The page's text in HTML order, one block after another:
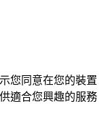
您同意在您的裝置
適合您興趣的服務